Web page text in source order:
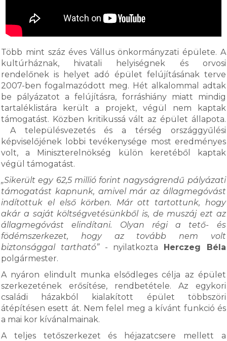
Több mint száz éves Vállus önkormányzati épülete. A
kultúrháznak, hivatali helyiségnek és orvosi
rendelőnek is helyet adó épület felújításának terve
2007-ben fogalmazódott meg. Hét alkalommal adtak
be pályázatot a felújításra, forráshiány miatt mindig
tartaléklistára került a projekt, végül nem kaptak
támogatást. Közben kritikussá vált az épület állapota.
A településvezetés és a térség országgyűlési
képviselőjének lobbi tevékenysége most eredményes
volt, a Miniszterelnökség külön keretéből kaptak
végül támogatást.
„Sikerült egy 62,5 millió forint nagyságrendű pályázati
támogatást kapnunk, amivel már az állagmegóvást
indítottuk el első körben. Már ott tartottunk, hogy
akár a saját költségvetésünkből is, de muszáj ezt az
állagmegóvást elindítani. Olyan régi a tető- és
födémszerkezet, hogy az tovább nem volt
biztonsággal tartható”- nyilatkozta Herczeg Béla
polgármester.
A nyáron elindult munka elsődleges célja az épület
szerkezetének erősítése, rendbetétele. Az egykori
családi házakból kialakított épület többszöri
átépítésen esett át. Nem felel meg a kívánt funkció és
a mai kor kívánalmainak.
A teljes tetőszerkezet és héjazatcsere mellett a